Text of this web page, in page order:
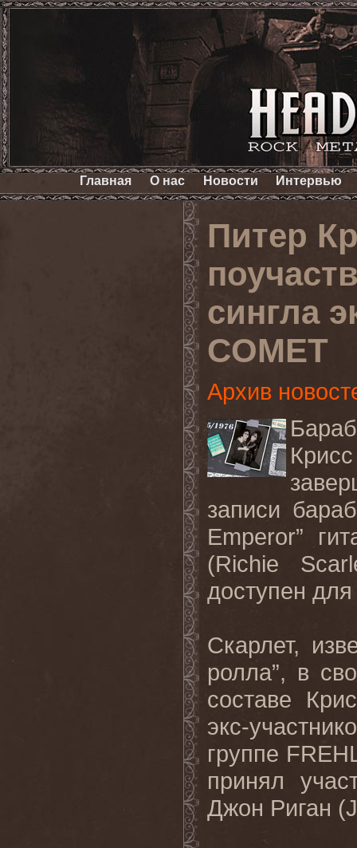
Главная О нас Новости Интервью
Питер
сингла
COMET
Архив
записи
Emperor”
(Richie
доступен
Скарлет,
ролла”, в
составе
экс-
группе
принял
Джон Риган